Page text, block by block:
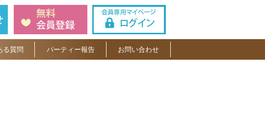
る質問 パーティー報告 お問い合わせ